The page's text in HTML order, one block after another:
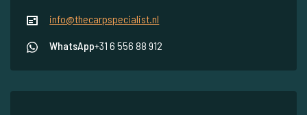
info@thecarpspecialist.nl
WhatsApp+31 6 556 88 912